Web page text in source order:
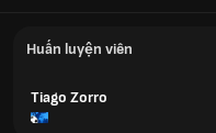
Huấn luyện viên
Tiago Zorro